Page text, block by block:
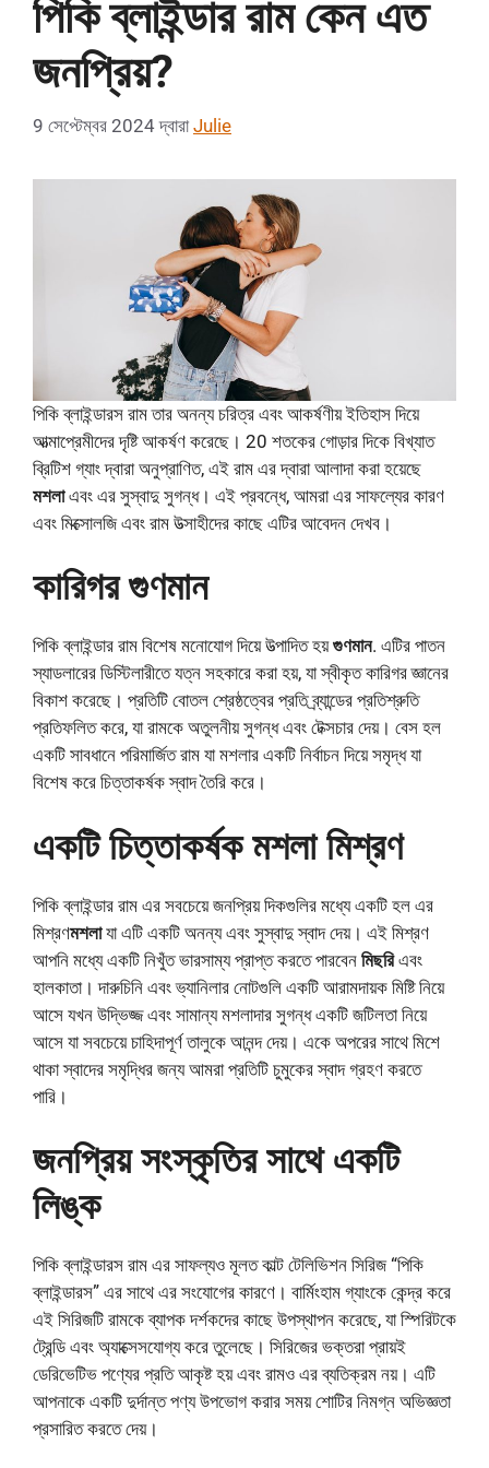
পিকি ব্লাইন্ডার রাম কেন এত
জনপ্রিয়?
9 সেপ্টেম্বর 2024 দ্বারা Julie
পিকি ব্লাইন্ডারস রাম তার অনন্য চরিত্র এবং আকর্ষণীয় ইতিহাস দিয়ে
আত্মাপ্রেমীদের দৃষ্টি আকর্ষণ করেছে। 20 শতকের গোড়ার দিকে বিখ্যাত
ব্রিটিশ গ্যাং দ্বারা অনুপ্রাণিত, এই রাম এর দ্বারা আলাদা করা হয়েছে
মশলাএবং এর সুস্বাদু সুগন্ধ। এই প্রবন্ধে, আমরা এর সাফল্যের কারণ
এবং মিক্সোলজি এবং রাম উত্সাহীদের কাছে এটির আবেদন দেখব।
কারিগর গুণমান
পিকি ব্লাইন্ডার রাম বিশেষ মনোযোগ দিয়ে উত্পাদিত হয়গুণমান. এটির পাতন
স্যাডলারের ডিস্টিলারীতে যত্ন সহকারে করা হয়, যা স্বীকৃত কারিগর জ্ঞানের
বিকাশ করেছে। প্রতিটি বোতল শ্রেষ্ঠত্বের প্রতি ব্র্যান্ডের প্রতিশ্রুতি
প্রতিফলিত করে, যা রামকে অতুলনীয় সুগন্ধ এবং টেক্সচার দেয়। বেস হল
একটি সাবধানে পরিমার্জিত রাম যা মশলার একটি নির্বাচন দিয়ে সমৃদ্ধ যা
বিশেষ করে চিত্তাকর্ষক স্বাদ তৈরি করে।
একটি চিত্তাকর্ষক মশলা মিশ্রণ
পিকি ব্লাইন্ডার রাম এর সবচেয়ে জনপ্রিয় দিকগুলির মধ্যে একটি হল এর
মিশ্রণমশলাযা এটি একটি অনন্য এবং সুস্বাদু স্বাদ দেয়। এই মিশ্রণ
আপনি মধ্যে একটি নিখুঁত ভারসাম্য প্রাপ্ত করতে পারবেন মিছরিএবং
হালকাতা। দারুচিনি এবং ভ্যানিলার নোটগুলি একটি আরামদায়ক মিষ্টি নিয়ে
আসে যখন উদ্ভিজ্জ এবং সামান্য মশলাদার সুগন্ধ একটি জটিলতা নিয়ে
আসে যা সবচেয়ে চাহিদাপূর্ণ তালুকে আনন্দ দেয়। একে অপরের সাথে মিশে
থাকা স্বাদের সমৃদ্ধির জন্য আমরা প্রতিটি চুমুকের স্বাদ গ্রহণ করতে
পারি।
জনপ্রিয় সংস্কৃতির সাথে একটি
লিঙ্ক
পিকি ব্লাইন্ডারস রাম এর সাফল্যও মূলত কাল্ট টেলিভিশন সিরিজ “পিকি
ব্লাইন্ডারস” এর সাথে এর সংযোগের কারণে। বার্মিংহাম গ্যাংকে কেন্দ্র করে
এই সিরিজটি রামকে ব্যাপক দর্শকদের কাছে উপস্থাপন করেছে, যা স্পিরিটকে
ট্রেন্ডি এবং অ্যাক্সেসযোগ্য করে তুলেছে। সিরিজের ভক্তরা প্রায়ই
ডেরিভেটিভ পণ্যের প্রতি আকৃষ্ট হয় এবং রামও এর ব্যতিক্রম নয়। এটি
আপনাকে একটি দুর্দান্ত পণ্য উপভোগ করার সময় শোটির নিমগ্ন অভিজ্ঞতা
প্রসারিত করতে দেয়।